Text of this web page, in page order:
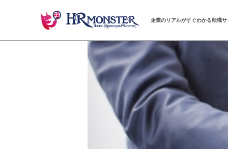
企業のリアルがすぐわかる転職